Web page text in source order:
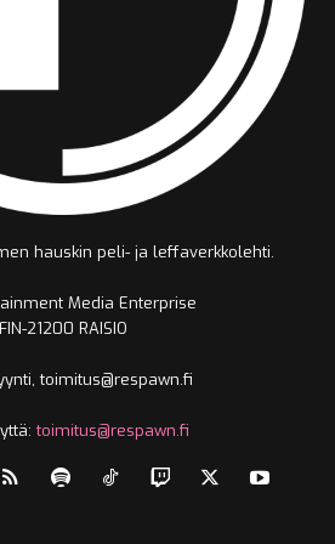
hauskin peli- ja leffaverkkolehti.
Media Enterprise
FIN-21200 RAISIO
toimitus@respawn.fi
toimitus@respawn.fi